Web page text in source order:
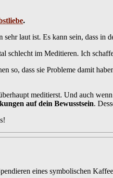
.
laut ist. Es kann sein, dass in
schlecht im Meditieren. Ich
so, dass sie Probleme damit
meditierst. Und auch
auf dein Bewusstsein.
eines symbolischen